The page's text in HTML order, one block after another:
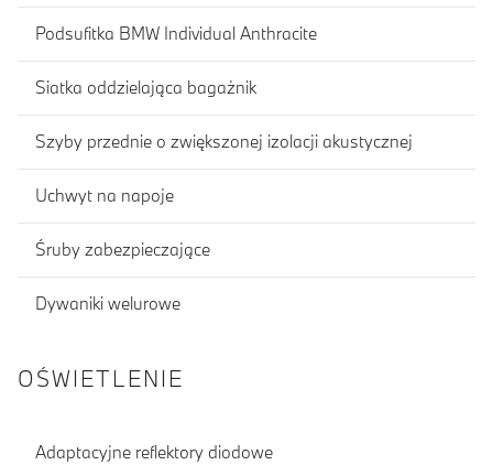
Podsufitka BMW Individual Anthracite
Siatka oddzielająca bagażnik
Szyby przednie o zwiększonej izolacji akustycznej
Uchwyt na napoje
Śruby zabezpieczające
Dywaniki welurowe
OŚWIETLENIE
Adaptacyjne reflektory diodowe